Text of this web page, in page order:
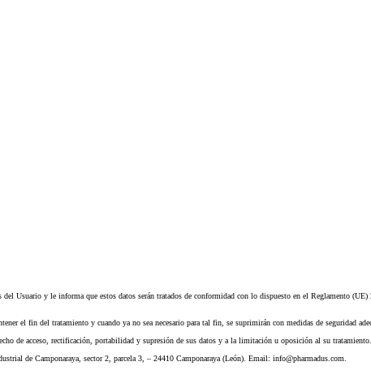
Usuario y le informa que estos datos serán tratados de conformidad con lo dispuesto en el Reglamento
el fin del tratamiento y cuando ya no sea necesario para tal fin, se suprimirán con medidas de seguridad
de acceso, rectificación, portabilidad y supresión de sus datos y a la limitación u oposición al su
de Camponaraya, sector 2, parcela 3, – 24410 Camponaraya (León). Email: info@pharmadus.com.